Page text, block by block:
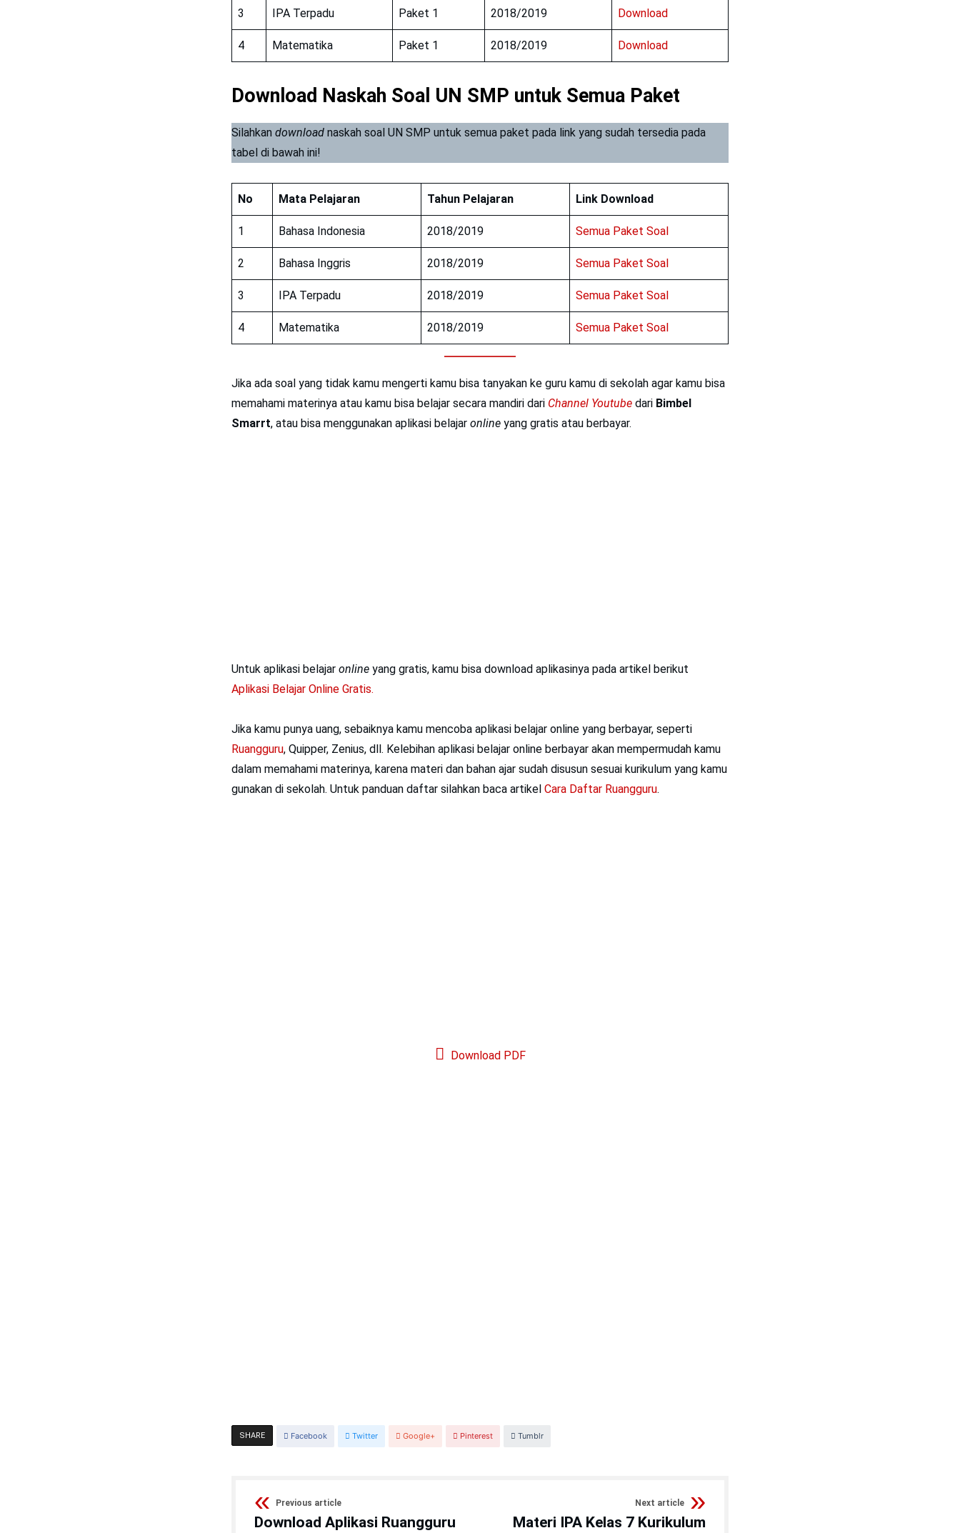
3 IPA Terpadu Paket 1 2018/2019 Download
4 Matematika Paket 1 2018/2019 Download
Download Naskah Soal UN SMP untuk Semua Paket
Silahkan download naskah soal UN SMP untuk semua paket pada link yang sudah tersedia pada
tabel di bawah ini!
No Mata Pelajaran Tahun Pelajaran Link Download
1 Bahasa Indonesia 2018/2019 Semua Paket Soal
2 Bahasa Inggris 2018/2019 Semua Paket Soal
3 IPA Terpadu 2018/2019 Semua Paket Soal
4 Matematika 2018/2019 Semua Paket Soal
Jika ada soal yang tidak kamu mengerti kamu bisa tanyakan ke guru kamu di sekolah agar kamu bisa
memahami materinya atau kamu bisa belajar secara mandiri dari Channel Youtube dari Bimbel
Smarrt, atau bisa menggunakan aplikasi belajar online yang gratis atau berbayar.
Untuk aplikasi belajar online yang gratis, kamu bisa download aplikasinya pada artikel berikut
Aplikasi Belajar Online Gratis.
Jika kamu punya uang, sebaiknya kamu mencoba aplikasi belajar online yang berbayar, seperti
Ruangguru, Quipper, Zenius, dll. Kelebihan aplikasi belajar online berbayar akan mempermudah kamu
dalam memahami materinya, karena materi dan bahan ajar sudah disusun sesuai kurikulum yang kamu
gunakan di sekolah. Untuk panduan daftar silahkan baca artikel Cara Daftar Ruangguru.
Download PDF
SHARE Facebook Twitter Google+ Pinterest Tumblr
Previous article
Download Aplikasi Ruangguru
Next article
Materi IPA Kelas 7 Kurikulum